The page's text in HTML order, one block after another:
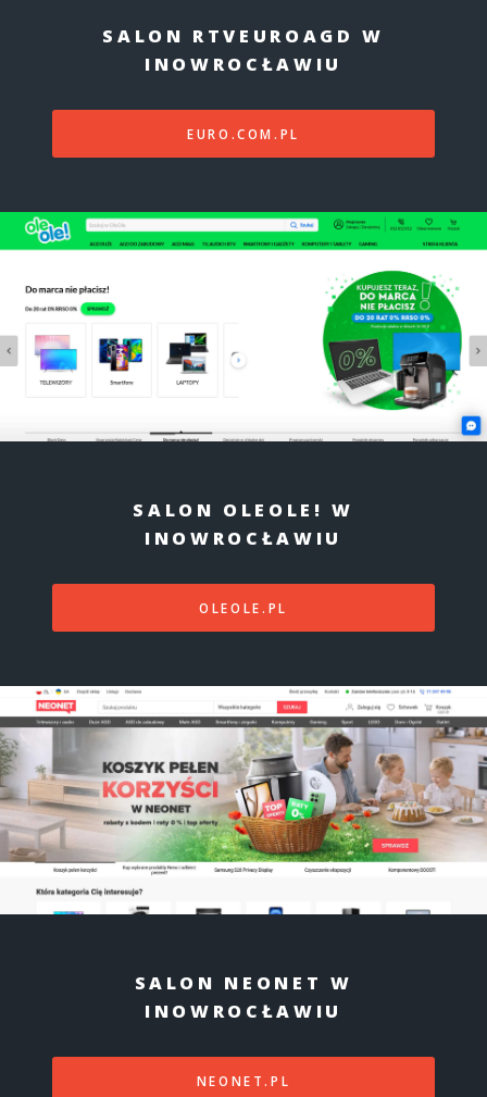
SALON RTVEUROAGD W
INOWROCŁAWIU
EURO.COM.PL
SALON OLEOLE! W
INOWROCŁAWIU
OLEOLE.PL
SALON NEONET W
INOWROCŁAWIU
NEONET.PL